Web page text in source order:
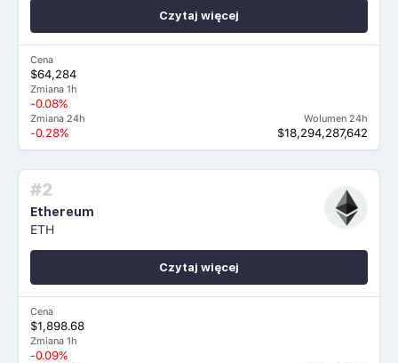
Cena
$64,284
Zmiana 1h
-0.08%
Zmiana 24h
-0.28%
Wolumen 24h
$18,294,287,642
Czytaj więcej
#2
Ethereum
ETH
Cena
$1,898.68
Zmiana 1h
-0.09%
Czytaj więcej